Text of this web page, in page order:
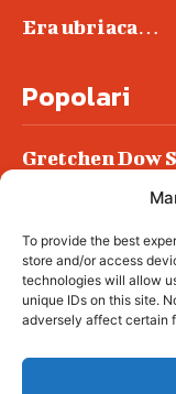
To provide the best
store and/or access
technologies will allow
unique IDs on this site.
adversely affect certain
Era ubriaca…
Popolari
Gretchen Dow
Podlech, il Cile
all’ergastolo
Era ubriaca…